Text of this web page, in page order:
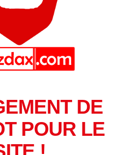
DE
POUR LE